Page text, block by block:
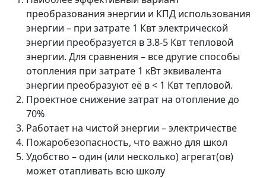
преобразования энергии и КПД использования
энергии – при затрате 1 Квт электрической
энергии преобразуется в 3.8-5 Квт тепловой
энергии. Для сравнения – все другие способы
отопления при затрате 1 кВт эквивалента
энергии преобразуют её в < 1 Квт тепловой.
Проектное снижение затрат на отопление до
70%
Работает на чистой энергии – электричестве
Пожаробезопасность, что важно для школ
Удобство – один (или несколько) агрегат(ов)
может отапливать всю школу